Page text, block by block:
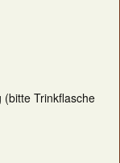
Trinkflasche